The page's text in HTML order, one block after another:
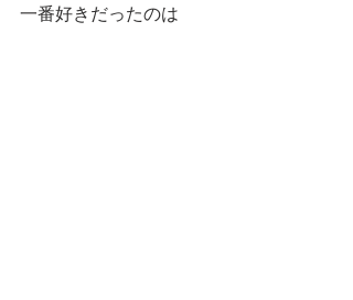
一番好きだったのは